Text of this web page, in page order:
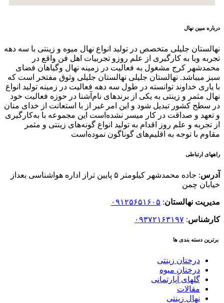
درباره مبین نهال
نهالستان جلیلی متخصص در تولید انواع نهال میوه و زینتی با سه دهه
تجربه وبا به کارگیری از علم روزو تجربیات اهل فن واقع در
محمدشهر کرج مشغول به فعالیت در زمینه نهال وگیاهان فضای
سبز میباشد. نهالستان جلیلی نهالستان جلیلی وثوق مفتخر است که
با یاری خداوند توانسته در طول سه دهه فعالیت در زمینه تولید انواع
نهال مثمر و زینتی به یکی از برندهای نام‌آشنا در حوزه فعالیت خود
در سطح کشور تبدیل شود و این امر غیر از با استعانت از خدای منان
و تعهد و صداقت در کار میسر نشده‌است این مجموعه با به‌کارگیری
از تجربه و علم روز اقدام به تولید انواع گونه‌های زینتی و مثمر
مقاوم با توجه به اقلیم‌های گوناگون نموده‌است
راههای ارتباطی
آدرس
: جاده محمدشهر کیلومتر ۵ پایین تراز اداره هواشناسی بعداز
خیابان چمن
مدیریت نهالستان: ۰۹۱۲۵۶۵۱۶۰۵
کارشناس: ۰۹۳۷۲۱۶۳۱۹۷
برترین دسته بندی ها
درختان زینتی
درختان میوه
گلهای آپارتمانی
مقالات
نهال زینتی